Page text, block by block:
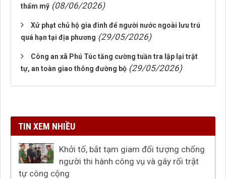
thẩm mỹ (08/06/2026)
Xử phạt chủ hộ gia đình để người nước ngoài lưu trú
quá hạn tại địa phương (29/05/2026)
Công an xã Phú Túc tăng cường tuần tra lập lại trật
tự, an toàn giao thông đường bộ (29/05/2026)
TIN XEM NHIỀU
Khởi tố, bắt tạm giam đối tượng chống
người thi hành công vụ và gây rối trật
tự công cộng